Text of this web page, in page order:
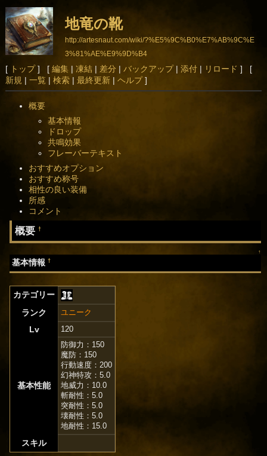
地竜の靴
http://artesnaut.com/wiki/?%E5%9C%B0%E7%AB%9C%E
3%81%AE%E9%9D%B4
[ トップ] [ 編集| 凍結| 差分 | バックアップ| 添付| リロード ] [
新規 | 一覧 | 検索| 最終更新| ヘルプ]
概要
基本情報
ドロップ
共鳴効果
フレーバーテキスト
おすすめオプション
おすすめ称号
相性の良い装備
所感
コメント
概要†
↑
基本情報†
カテゴリー
ランク
ユニーク
Lv 120
基本性能
防御力：150
魔防：150
行動速度：200
幻神特攻：5.0
地威力：10.0
斬耐性：5.0
突耐性：5.0
壊耐性：5.0
地耐性：15.0
スキル